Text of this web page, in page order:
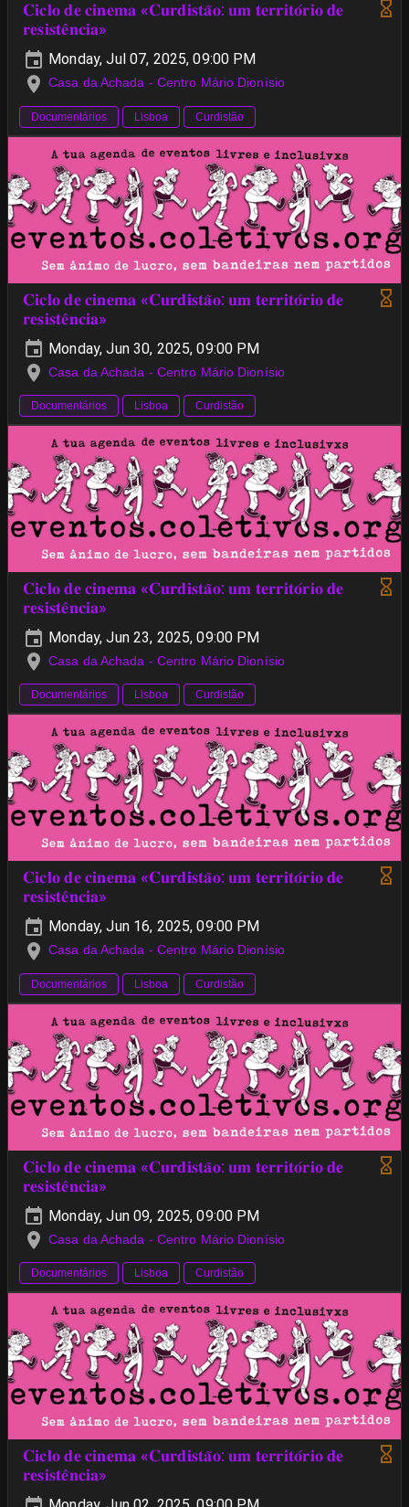
𝐂𝐢𝐜𝐥𝐨 𝐝𝐞 𝐜𝐢𝐧𝐞𝐦𝐚 «𝐂𝐮𝐫𝐝𝐢𝐬𝐭𝐚̃𝐨: 𝐮𝐦 𝐭𝐞𝐫𝐫𝐢𝐭𝐨́𝐫𝐢𝐨 𝐝𝐞
𝐫𝐞𝐬𝐢𝐬𝐭𝐞̂𝐧𝐜𝐢𝐚»
Monday, Jul 07, 2025, 09:00 PM
Casa da Achada - Centro Mário Dionísio
Documentários Lisboa Curdistão
𝐂𝐢𝐜𝐥𝐨 𝐝𝐞 𝐜𝐢𝐧𝐞𝐦𝐚 «𝐂𝐮𝐫𝐝𝐢𝐬𝐭𝐚̃𝐨: 𝐮𝐦 𝐭𝐞𝐫𝐫𝐢𝐭𝐨́𝐫𝐢𝐨 𝐝𝐞
𝐫𝐞𝐬𝐢𝐬𝐭𝐞̂𝐧𝐜𝐢𝐚»
Monday, Jun 30, 2025, 09:00 PM
Casa da Achada - Centro Mário Dionísio
Documentários Lisboa Curdistão
𝐂𝐢𝐜𝐥𝐨 𝐝𝐞 𝐜𝐢𝐧𝐞𝐦𝐚 «𝐂𝐮𝐫𝐝𝐢𝐬𝐭𝐚̃𝐨: 𝐮𝐦 𝐭𝐞𝐫𝐫𝐢𝐭𝐨́𝐫𝐢𝐨 𝐝𝐞
𝐫𝐞𝐬𝐢𝐬𝐭𝐞̂𝐧𝐜𝐢𝐚»
Monday, Jun 23, 2025, 09:00 PM
Casa da Achada - Centro Mário Dionísio
Documentários Lisboa Curdistão
𝐂𝐢𝐜𝐥𝐨 𝐝𝐞 𝐜𝐢𝐧𝐞𝐦𝐚 «𝐂𝐮𝐫𝐝𝐢𝐬𝐭𝐚̃𝐨: 𝐮𝐦 𝐭𝐞𝐫𝐫𝐢𝐭𝐨́𝐫𝐢𝐨 𝐝𝐞
𝐫𝐞𝐬𝐢𝐬𝐭𝐞̂𝐧𝐜𝐢𝐚»
Monday, Jun 16, 2025, 09:00 PM
Casa da Achada - Centro Mário Dionísio
Documentários Lisboa Curdistão
𝐂𝐢𝐜𝐥𝐨 𝐝𝐞 𝐜𝐢𝐧𝐞𝐦𝐚 «𝐂𝐮𝐫𝐝𝐢𝐬𝐭𝐚̃𝐨: 𝐮𝐦 𝐭𝐞𝐫𝐫𝐢𝐭𝐨́𝐫𝐢𝐨 𝐝𝐞
𝐫𝐞𝐬𝐢𝐬𝐭𝐞̂𝐧𝐜𝐢𝐚»
Monday, Jun 09, 2025, 09:00 PM
Casa da Achada - Centro Mário Dionísio
Documentários Lisboa Curdistão
𝐂𝐢𝐜𝐥𝐨 𝐝𝐞 𝐜𝐢𝐧𝐞𝐦𝐚 «𝐂𝐮𝐫𝐝𝐢𝐬𝐭𝐚̃𝐨: 𝐮𝐦 𝐭𝐞𝐫𝐫𝐢𝐭𝐨́𝐫𝐢𝐨 𝐝𝐞
𝐫𝐞𝐬𝐢𝐬𝐭𝐞̂𝐧𝐜𝐢𝐚»